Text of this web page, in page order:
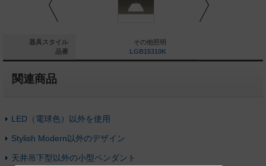
器具スタイル
品番
その他照明
その他照明
LGB15310K
関連商品
LED（電球色）以外を使用
Stylish Modern以外のデザイン
天井吊下型以外の小型ペンダント